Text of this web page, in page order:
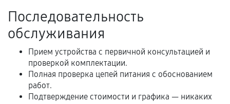
Естественный износ деталей, если иное не
предусмотрено отдельно.
Обращение после окончания гарантийного
срока.
Программные сбои, если это не указано в
отдельных условиях.
Последовательность
обслуживания
Прием устройства с первичной консультацией и
проверкой комплектации.
Полная проверка цепей питания с обоснованием
работ.
Подтверждение стоимости и графика — никаких